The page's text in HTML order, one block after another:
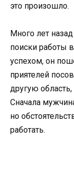
это произошло.
Много лет
поиски работы
успехом, он
приятелей
другую
Сначала
но
работать.